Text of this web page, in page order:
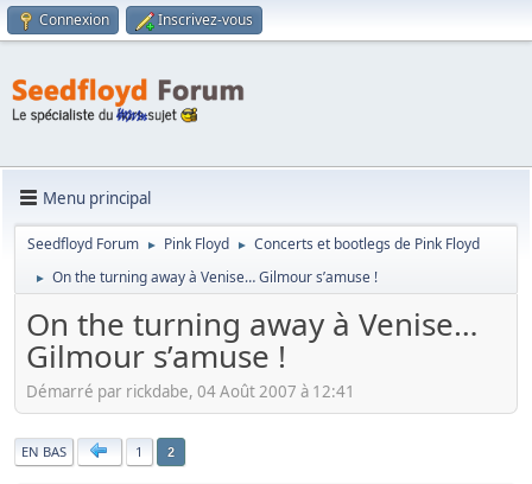
Connexion Inscrivez-vous
Menu principal
Seedfloyd Forum ► Pink Floyd ► Concerts et bootlegs de Pink Floyd
► On the turning away à Venise… Gilmour s’amuse !
On the turning away à Venise…
Gilmour s’amuse !
Démarré par rickdabe, 04 Août 2007 à 12:41
|
EN BAS 1 2